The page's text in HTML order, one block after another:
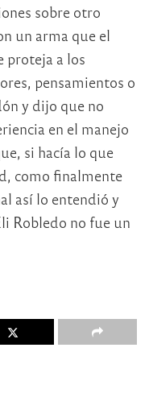
sobre otro
un arma que el
proteja a los
pensamientos o
y dijo que no
en el manejo
si hacía lo que
como finalmente
así lo entendió y
Robledo no fue un